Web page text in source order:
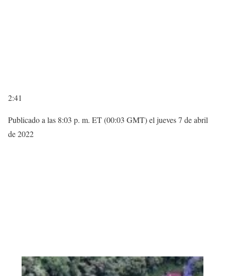
2:41
Publicado a las 8:03 p. m. ET (00:03 GMT) el jueves 7 de abril
de 2022